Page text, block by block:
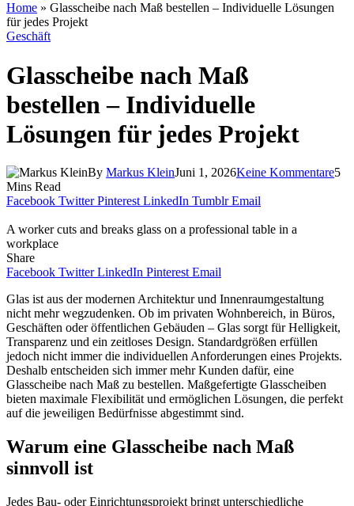
Home » Glasscheibe nach Maß bestellen – Individuelle Lösungen
für jedes Projekt
Geschäft
Glasscheibe nach Maß
bestellen – Individuelle
Lösungen für jedes Projekt
By Markus KleinJuni 1, 2026Keine Kommentare5
Mins Read
Facebook Twitter Pinterest LinkedIn Tumblr Email
A worker cuts and breaks glass on a professional table in a
workplace
Share
Facebook Twitter LinkedIn Pinterest Email
Glas ist aus der modernen Architektur und Innenraumgestaltung
nicht mehr wegzudenken. Ob im privaten Wohnbereich, in Büros,
Geschäften oder öffentlichen Gebäuden – Glas sorgt für Helligkeit,
Transparenz und ein zeitloses Design. Standardgrößen erfüllen
jedoch nicht immer die individuellen Anforderungen eines Projekts.
Deshalb entscheiden sich immer mehr Kunden dafür, eine
Glasscheibe nach Maß zu bestellen. Maßgefertigte Glasscheiben
bieten maximale Flexibilität und ermöglichen Lösungen, die perfekt
auf die jeweiligen Bedürfnisse abgestimmt sind.
Warum eine Glasscheibe nach Maß
sinnvoll ist
Jedes Bau- oder Einrichtungsprojekt bringt unterschiedliche